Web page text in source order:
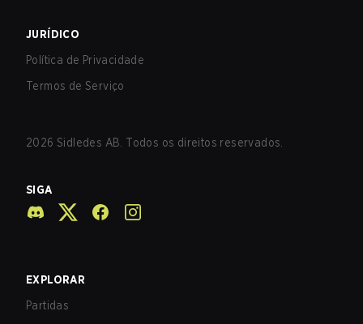
JURÍDICO
Política de Privacidade
Termos de Serviço
2026 Sidledes AB. Todos os direitos reservados.
SIGA
EXPLORAR
Partidas